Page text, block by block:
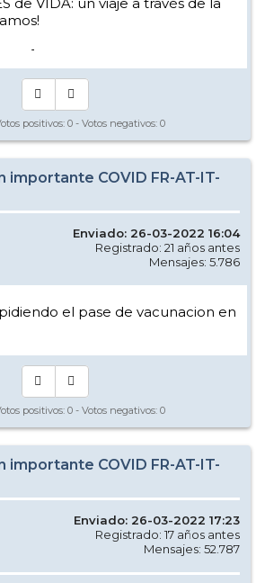
de VIDA: un viaje a través de la
]
positivos: 0 - Votos negativos: 0
importante COVID FR-AT-IT-
Enviado: 26-03-2022 16:04
Registrado: 21 años antes
Mensajes: 5.786
el pase de vacunacion en
positivos: 0 - Votos negativos: 0
importante COVID FR-AT-IT-
Enviado: 26-03-2022 17:23
Registrado: 17 años antes
Mensajes: 52.787